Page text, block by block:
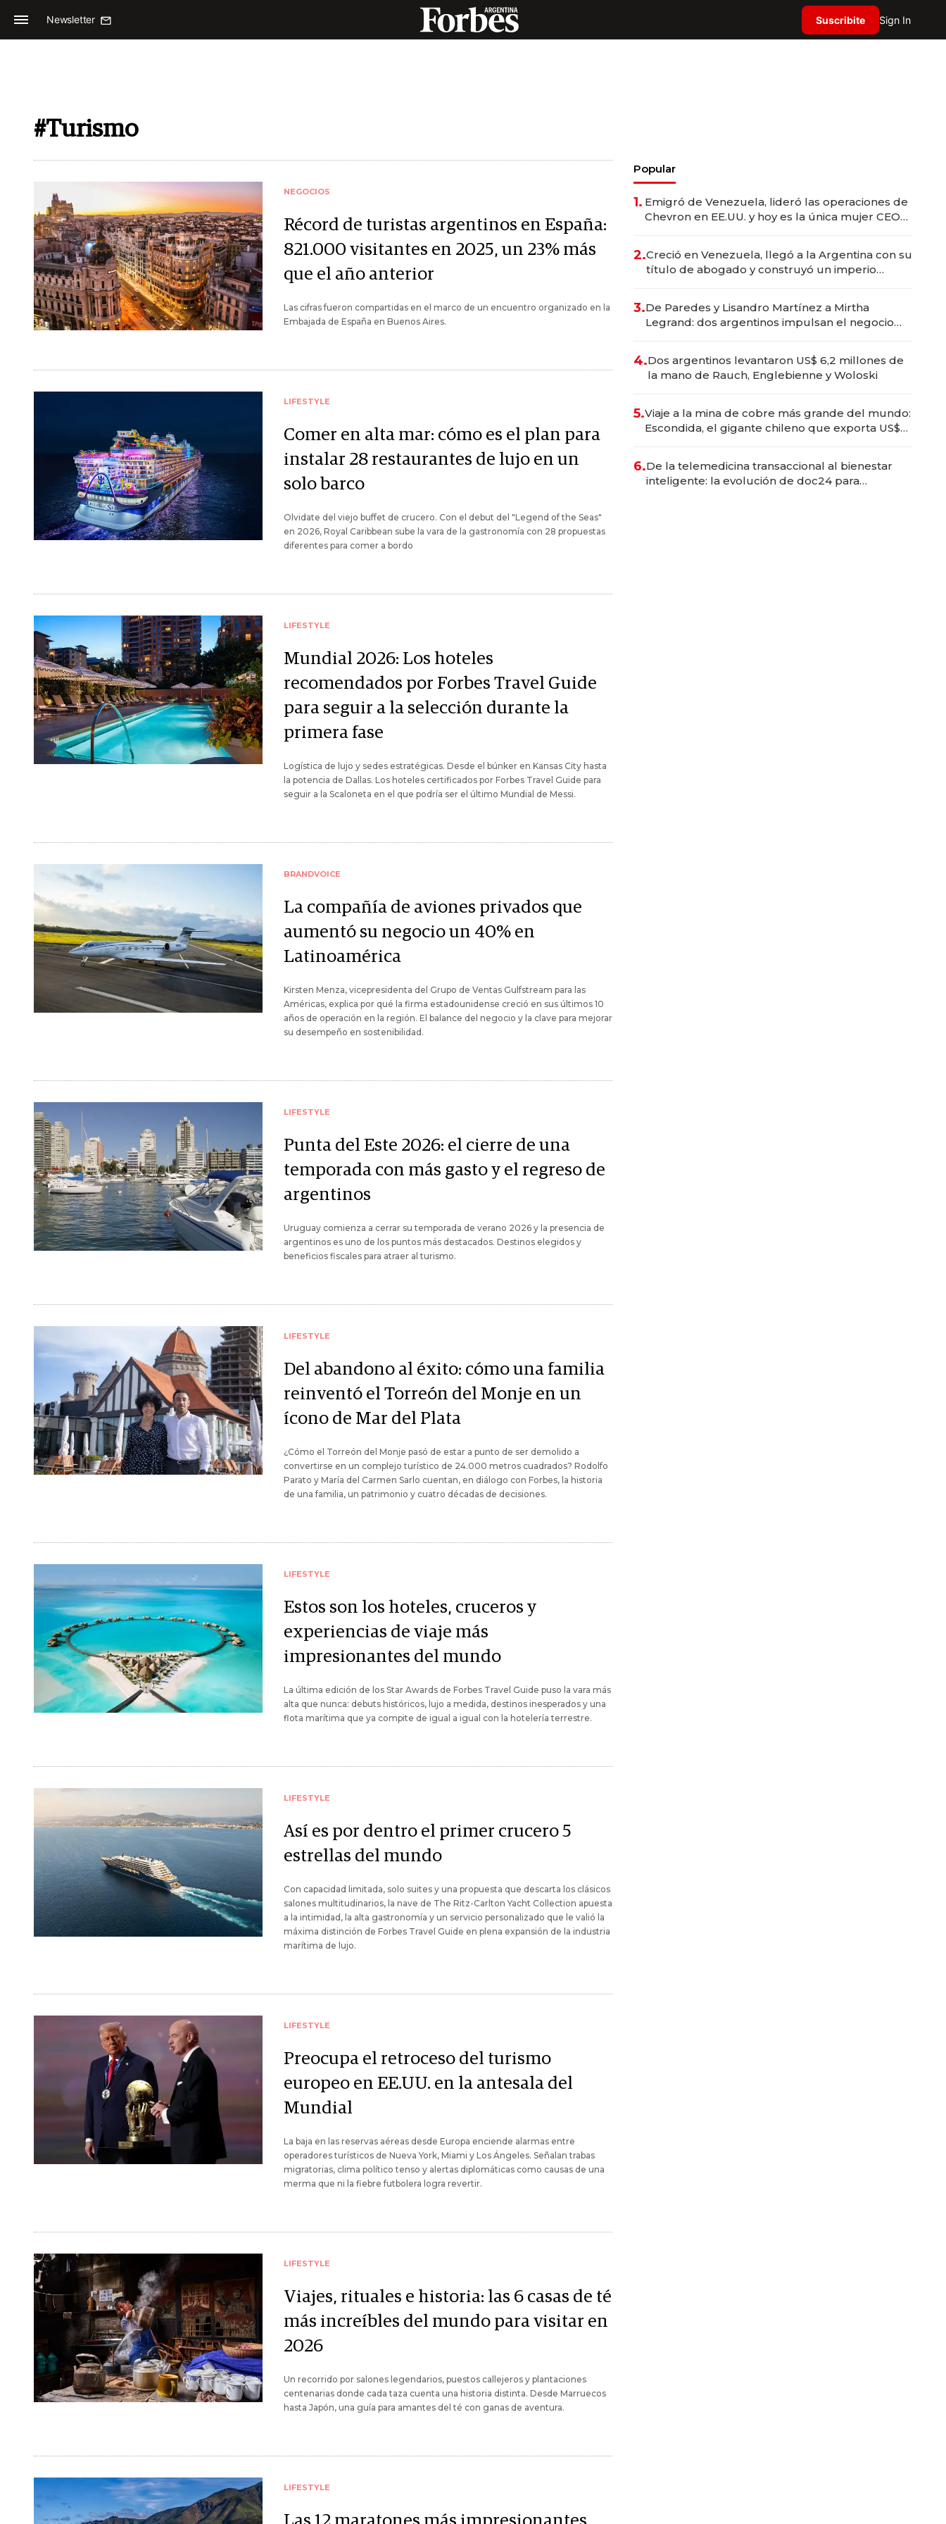
Newsletter Suscribite Sign In
#Turismo
NEGOCIOS
Récord de turistas argentinos en España:
821.000 visitantes en 2025, un 23% más
que el año anterior
Las cifras fueron compartidas en el marco de un encuentro organizado en la
Embajada de España en Buenos Aires.
LIFESTYLE
Comer en alta mar: cómo es el plan para
instalar 28 restaurantes de lujo en un
solo barco
Olvidate del viejo buffet de crucero. Con el debut del "Legend of the Seas"
en 2026, Royal Caribbean sube la vara de la gastronomía con 28 propuestas
diferentes para comer a bordo
LIFESTYLE
Mundial 2026: Los hoteles
recomendados por Forbes Travel Guide
para seguir a la selección durante la
primera fase
Logística de lujo y sedes estratégicas. Desde el búnker en Kansas City hasta
la potencia de Dallas. Los hoteles certificados por Forbes Travel Guide para
seguir a la Scaloneta en el que podría ser el último Mundial de Messi.
BRANDVOICE
La compañía de aviones privados que
aumentó su negocio un 40% en
Latinoamérica
Kirsten Menza, vicepresidenta del Grupo de Ventas Gulfstream para las
Américas, explica por qué la firma estadounidense creció en sus últimos 10
años de operación en la región. El balance del negocio y la clave para mejorar
su desempeño en sostenibilidad.
LIFESTYLE
Punta del Este 2026: el cierre de una
temporada con más gasto y el regreso de
argentinos
Uruguay comienza a cerrar su temporada de verano 2026 y la presencia de
argentinos es uno de los puntos más destacados. Destinos elegidos y
beneficios fiscales para atraer al turismo.
LIFESTYLE
Del abandono al éxito: cómo una familia
reinventó el Torreón del Monje en un
ícono de Mar del Plata
¿Cómo el Torreón del Monje pasó de estar a punto de ser demolido a
convertirse en un complejo turístico de 24.000 metros cuadrados? Rodolfo
Parato y María del Carmen Sarlo cuentan, en diálogo con Forbes, la historia
de una familia, un patrimonio y cuatro décadas de decisiones.
LIFESTYLE
Estos son los hoteles, cruceros y
experiencias de viaje más
impresionantes del mundo
La última edición de los Star Awards de Forbes Travel Guide puso la vara más
alta que nunca: debuts históricos, lujo a medida, destinos inesperados y una
flota marítima que ya compite de igual a igual con la hotelería terrestre.
LIFESTYLE
Así es por dentro el primer crucero 5
estrellas del mundo
Con capacidad limitada, solo suites y una propuesta que descarta los clásicos
salones multitudinarios, la nave de The Ritz-Carlton Yacht Collection apuesta
a la intimidad, la alta gastronomía y un servicio personalizado que le valió la
máxima distinción de Forbes Travel Guide en plena expansión de la industria
marítima de lujo.
LIFESTYLE
Preocupa el retroceso del turismo
europeo en EE.UU. en la antesala del
Mundial
La baja en las reservas aéreas desde Europa enciende alarmas entre
operadores turísticos de Nueva York, Miami y Los Ángeles. Señalan trabas
migratorias, clima político tenso y alertas diplomáticas como causas de una
merma que ni la fiebre futbolera logra revertir.
LIFESTYLE
Viajes, rituales e historia: las 6 casas de té
más increíbles del mundo para visitar en
2026
Un recorrido por salones legendarios, puestos callejeros y plantaciones
centenarias donde cada taza cuenta una historia distinta. Desde Marruecos
hasta Japón, una guía para amantes del té con ganas de aventura.
LIFESTYLE
Popular
1. Emigró de Venezuela, lideró las operaciones de
Chevron en EE.UU. y hoy es la única mujer CEO
2.Creció en Venezuela, llegó a la Argentina con su
título de abogado y construyó un imperio
3.De Paredes y Lisandro Martínez a Mirtha
Legrand: dos argentinos impulsan el negocio
4.Dos argentinos levantaron US$ 6,2 millones de
la mano de Rauch, Englebienne y Woloski
5.Viaje a la mina de cobre más grande del mundo:
Escondida, el gigante chileno que exporta US$
6.De la telemedicina transaccional al bienestar
inteligente: la evolución de doc24 para